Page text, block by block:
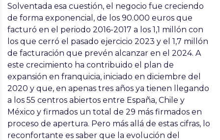
Solventada esa cuestión, el negocio fue creciendo
de forma exponencial, de los 90.000 euros que
facturó en el periodo 2016-2017 a los 1,1 millón con
los que cerró el pasado ejercicio 2023 y el 1,7 millón
de facturación que prevén alcanzar en el 2024. A
este crecimiento ha contribuido el plan de
expansión en franquicia, iniciado en diciembre del
2020 y que, en apenas tres años ya tienen llegando
a los 55 centros abiertos entre España, Chile y
México y firmados un total de 29 más firmados en
proceso de apertura. Pero más allá de estas cifras, lo
reconfortante es saber que la evolución del